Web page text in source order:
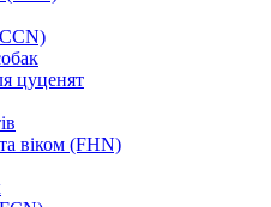
цуценят
віком (FHN)